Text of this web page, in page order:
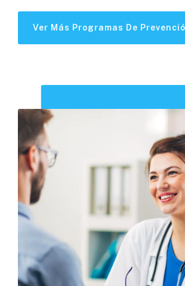
Ver Más Programas De